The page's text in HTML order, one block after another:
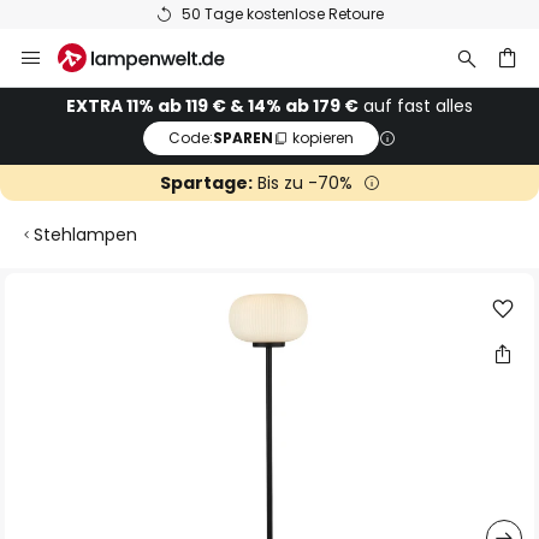
50 Tage kostenlose Retoure
Inhalt
springenEXTRA 11% ab 119 € & 14% ab 179 € auf fast alles
Code:SPAREN kopieren
Spartage:Bis zu -70%
Stehlampen